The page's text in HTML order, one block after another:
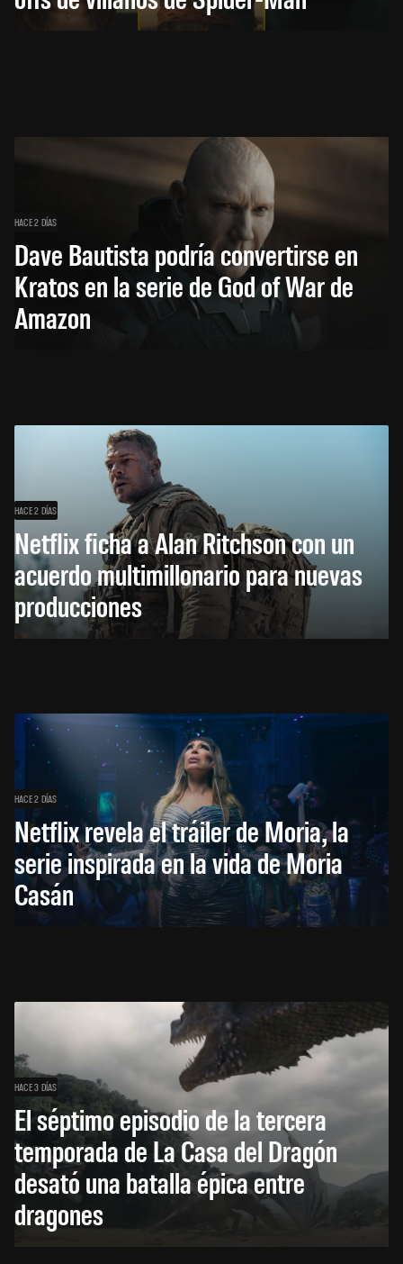
HACE 2 DÍAS
Dave Bautista podría convertirse en
Kratos en la serie de God of War de
Amazon
HACE 2 DÍAS
Netflix ficha a Alan Ritchson con un
acuerdo multimillonario para nuevas
producciones
HACE 2 DÍAS
Netflix revela el tráiler de Moria, la
serie inspirada en la vida de Moria
Casán
HACE 3 DÍAS
El séptimo episodio de la tercera
temporada de La Casa del Dragón
desató una batalla épica entre
dragones